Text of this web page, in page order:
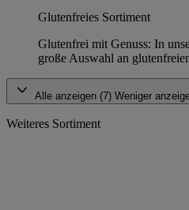
Glutenfreies Sortiment
Glutenfrei mit Genuss: In
große Auswahl an
Alle anzeigen (7) Weniger
Weiteres Sortiment